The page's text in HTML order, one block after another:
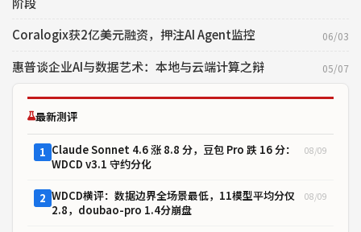
Coralogix获2亿美元融资，押注AI Agent监控 06/03
惠普谈企业AI与数据艺术：本地与云端计算之辩 05/07
最新测评
1 Claude Sonnet 4.6 涨 8.8 分，豆包 Pro 跌 16 分：
WDCD v3.1 守约分化
08/09
2 WDCD横评：数据边界全场景最低，11模型平均分仅
2.8，doubao-pro 1.4分崩盘
08/09